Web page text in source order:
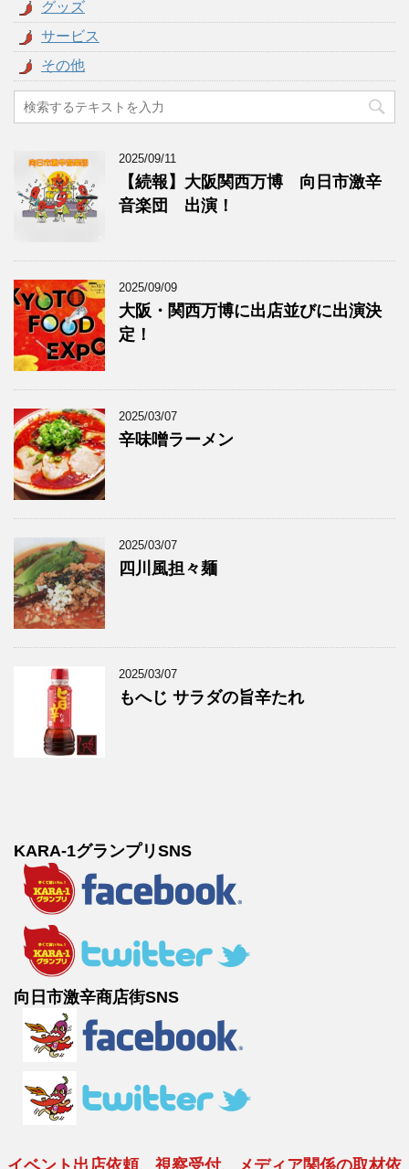
グッズ
サービス
その他
2025/09/11
【続報】大阪関西万博 向日市激辛
音楽団 出演！
2025/09/09
大阪・関西万博に出店並びに出演決
定！
2025/03/07
辛味噌ラーメン
2025/03/07
四川風担々麺
2025/03/07
もへじ サラダの旨辛たれ
KARA-1グランプリSNS
向日市激辛商店街SNS
イベント出店依頼、視察受付、メディア関係の取材依